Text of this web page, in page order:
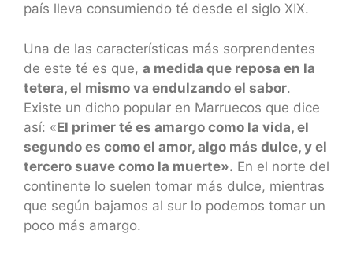
país lleva consumiendo té desde el siglo XIX.
Una de las características más sorprendentes
de este té es que, a medida que reposa en la
tetera, el mismo va endulzando el sabor.
Existe un dicho popular en Marruecos que dice
así: «El primer té es amargo como la vida, el
segundo es como el amor, algo más dulce, y el
tercero suave como la muerte». En el norte del
continente lo suelen tomar más dulce, mientras
que según bajamos al sur lo podemos tomar un
poco más amargo.